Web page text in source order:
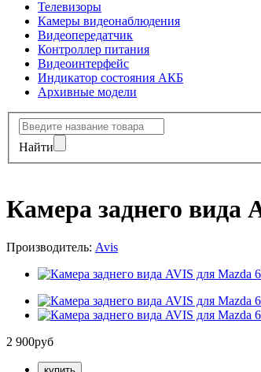
Телевизоры
Камеры видеонаблюдения
Видеопередатчик
Контроллер питания
Видеоинтерфейс
Индикатор состояния АКБ
Архивные модели
Найти
Камера заднего вида
Производитель: Avis
2 900руб